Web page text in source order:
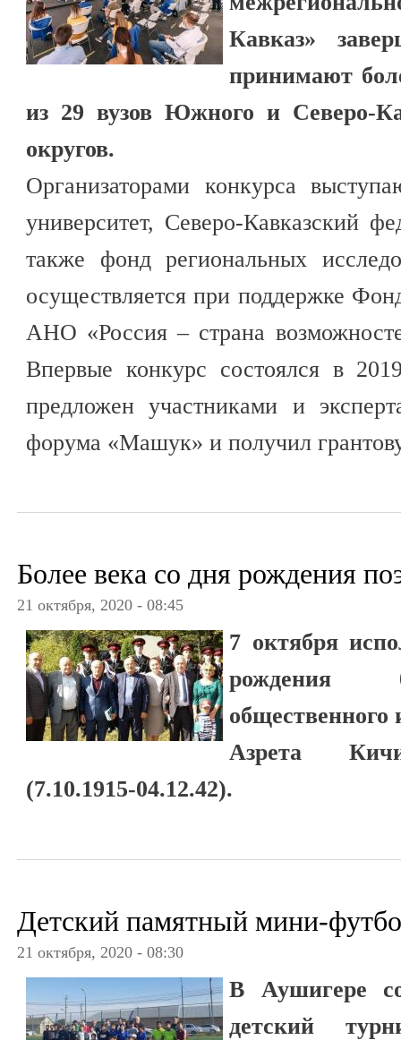
Кавказ»
принимают
из 29 вузов Южного и Северо-
округов.
Организаторами конкурса
университет, Северо-Кавказский
также фонд региональных
осуществляется при поддержке
АНО «Россия – страна
Впервые конкурс состоялся в
предложен участниками и
форума «Машук» и получил
Более века со дня рождения
21 октября, 2020 - 08:45
7 октября
рождения
общественного
Азрета
(7.10.1915-04.12.42).
Детский памятный мини-
21 октября, 2020 - 08:30
В Аушигере
детский